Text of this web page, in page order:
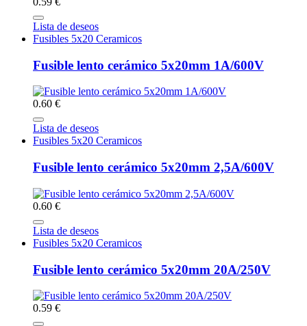
Lista de deseos
Fusibles 5x20 Ceramicos
Fusible lento cerámico 5x20mm 1A/600V
0.60 €
Lista de deseos
Fusibles 5x20 Ceramicos
Fusible lento cerámico 5x20mm 2,5A/600V
0.60 €
Lista de deseos
Fusibles 5x20 Ceramicos
Fusible lento cerámico 5x20mm 20A/250V
0.59 €